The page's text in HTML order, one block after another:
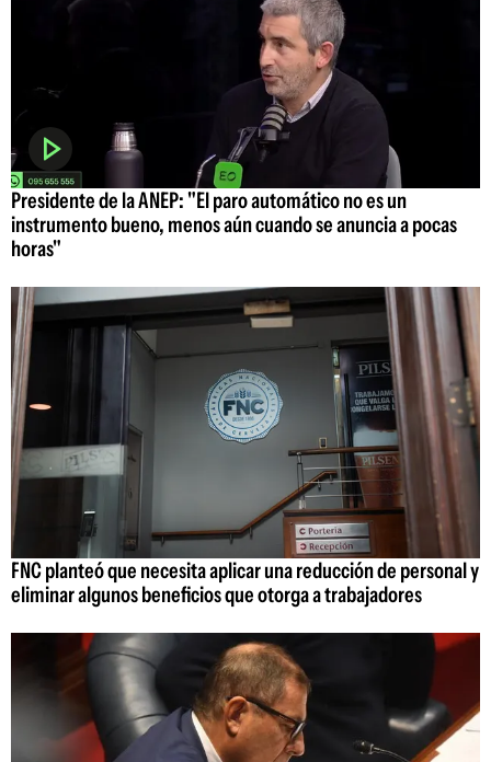
Presidente de la ANEP: "El paro automático no es un
instrumento bueno, menos aún cuando se anuncia a pocas
horas"
FNC planteó que necesita aplicar una reducción de personal y
eliminar algunos beneficios que otorga a trabajadores